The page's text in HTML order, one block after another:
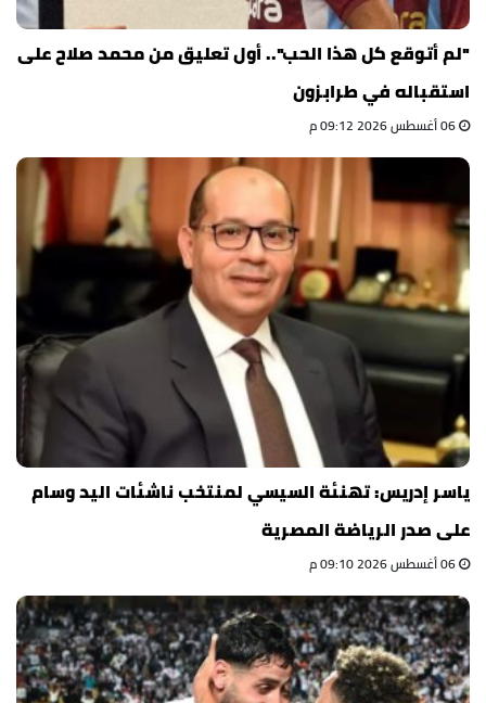
"لم أتوقع كل هذا الحب".. أول تعليق من محمد صلاح على
استقباله في طرابزون
ياسر إدريس: تهنئة السيسي لمنتخب ناشئات اليد وسام
على صدر الرياضة المصرية